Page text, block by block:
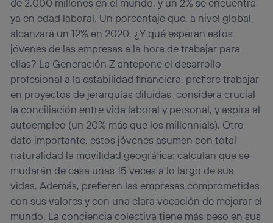
de 2.000 millones en el mundo, y un 2% se encuentra
ya en edad laboral. Un porcentaje que, a nivel global,
alcanzará un 12% en 2020. ¿Y qué esperan estos
jóvenes de las empresas a la hora de trabajar para
ellas? La Generación Z antepone el desarrollo
profesional a la estabilidad financiera, prefiere trabajar
en proyectos de jerarquías diluidas, considera crucial
la conciliación entre vida laboral y personal, y aspira al
autoempleo (un 20% más que los millennials). Otro
dato importante, estos jóvenes asumen con total
naturalidad la movilidad geográfica: calculan que se
mudarán de casa unas 15 veces a lo largo de sus
vidas. Además, prefieren las empresas comprometidas
con sus valores y con una clara vocación de mejorar el
mundo. La conciencia colectiva tiene más peso en sus
actividades de navegación de los miembros del hogar
que hayan dado su consentimiento.
Si utilizas datos móviles, el marketing será más
personalizado, ya que se basará únicamente en la
navegación del usuario del móvil.
Puedes gestionar los consentimientos Utiq seleccionando
“Administrar Utiq” en la parte inferior de esta página web o
visitando el portal de privacidad de Utiq
(“consenthub”). Para más información, consulta
la
política de privacidad de Utiq